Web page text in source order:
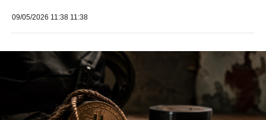
09/05/2026 11:38 11:38